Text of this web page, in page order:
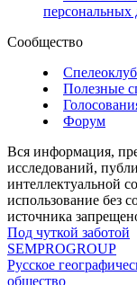
персональных
Сообщество
Полезные
Форум
Вся информация,
исследований,
интеллектуальной
использование без
источника
Под чуткой заботой
SEMPROGROUP
Русское
общество